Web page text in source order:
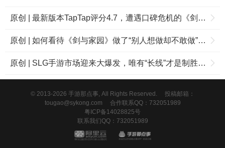
原创 | 最新版本TapTap评分4.7，遭遇口碑危机的《剑与家园》还有救吗？
原创 | 如何看待《剑与家园》做了“别人想做却不敢做”的创新？
原创 | SLG手游市场迎来大爆发，唯有“长线”才是制胜之道
© 2013-2026 手游那点事, All Rights Reserved.
投稿邮箱：
tougao@sykong.com 合作联系QQ：732051989
粤ICP备14028825号
联系我们QQ：732051989